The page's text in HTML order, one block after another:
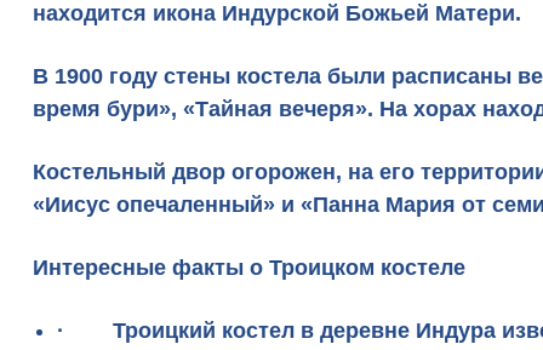
находится икона Индурской Божьей Матери.
В 1900 году стены костела были расписаны
время бури», «Тайная вечеря». На хорах
Костельный двор огорожен, на его
«Иисус опечаленный» и «Панна Мария от
Интересные факты о Троицком костеле
· Троицкий костел в деревне Индура